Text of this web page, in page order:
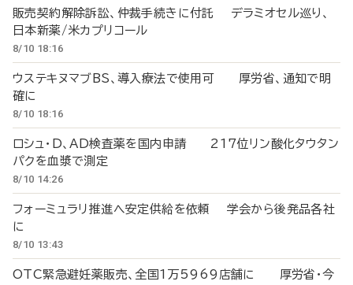
販売契約解除訴訟、仲裁手続きに付託 デラミオセル巡り、
日本新薬/米カプリコール
8/10 18:16
ウステキヌマブBS、導入療法で使用可 厚労省、通知で明
確に
8/10 18:16
ロシュ・D、AD検査薬を国内申請 217位リン酸化タウタン
パクを血漿で測定
8/10 14:26
フォーミュラリ推進へ安定供給を依頼 学会から後発品各社
に
8/10 13:43
OTC緊急避妊薬販売、全国1万5969店舗に 厚労省・今